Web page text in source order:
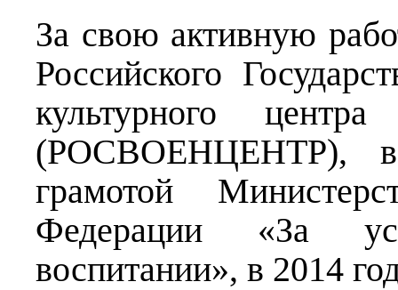
За свою активную
Российского
культурного
(РОСВОЕНЦЕНТР),
грамотой
Федерации «За
воспитании», в 2014